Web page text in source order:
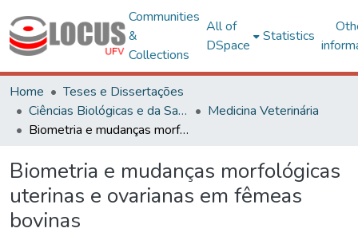
Communities
&
Collections
All of
DSpace
Statistics
Home
Teses e Dissertações
Ciências Biológicas e da Saúde
Medicina Veterinária
Biometria e mudanças morfológicas uterinas e ovarianas em fêmeas bovinas
Biometria e mudanças morfológicas
uterinas e ovarianas em fêmeas
bovinas